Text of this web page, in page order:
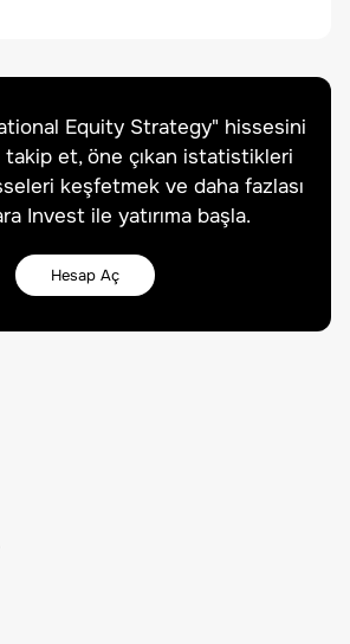
Equity Strategy" hissesini
takip et, öne çıkan istatistikleri
keşfetmek ve daha fazlası
Invest ile yatırıma başla.
Hesap Aç